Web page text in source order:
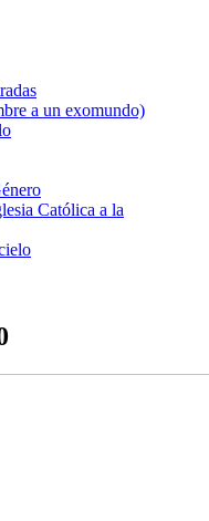
a un exomundo)
Católica a la